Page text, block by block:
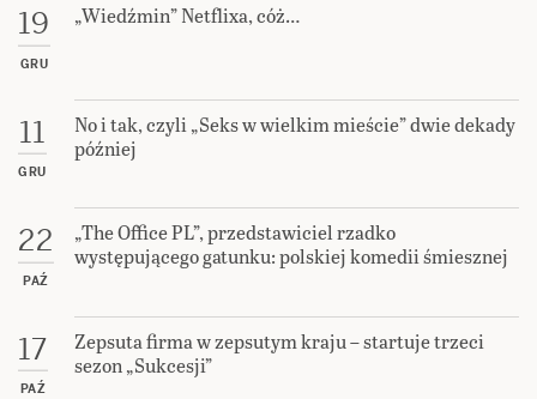
19
GRU
„Wiedźmin” Netflixa, cóż…
11
GRU
No i tak, czyli „Seks w wielkim mieście” dwie dekady
później
22
PAŹ
„The Office PL”, przedstawiciel rzadko
występującego gatunku: polskiej komedii śmiesznej
17
PAŹ
Zepsuta firma w zepsutym kraju – startuje trzeci
sezon „Sukcesji”